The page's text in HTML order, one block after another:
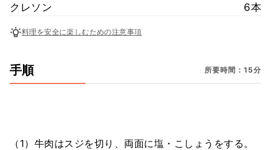
クレソン
6本
料理を安全に楽しむための注意事項
手順 所要時間：15分
（1）牛肉はスジを切り、両面に塩・こしょうをする。